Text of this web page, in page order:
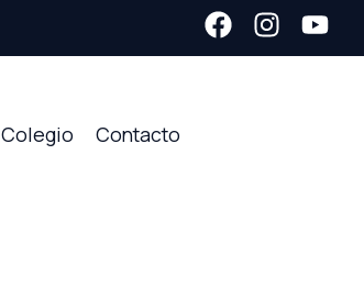
Colegio Contacto